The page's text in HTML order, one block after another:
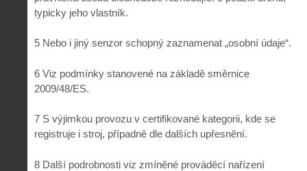
typicky jeho vlastník.
5 Nebo i jiný senzor schopný zaznamenat „osobní údaje“.
6 Viz podmínky stanovené na základě směrnice
2009/48/ES.
7 S výjimkou provozu v certifikované kategorii, kde se
registruje i stroj, případně dle dalších upřesnění.
8 Další podrobnosti viz zmíněné prováděcí nařízení